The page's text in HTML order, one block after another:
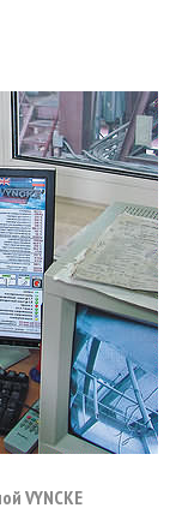
VYNCKE